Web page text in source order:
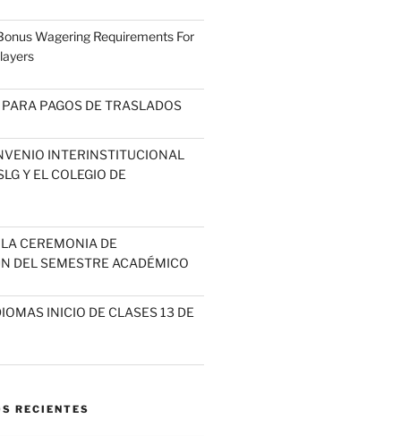
Wagering Requirements For
PAGOS DE TRASLADOS
INTERINSTITUCIONAL
Y EL COLEGIO DE
CEREMONIA DE
DEL SEMESTRE ACADÉMICO
INICIO DE CLASES 13 DE
RECIENTES